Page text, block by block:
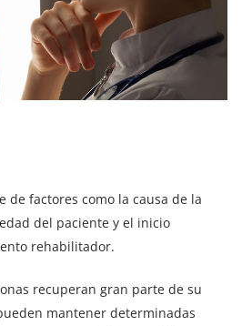
de factores como la causa de la
del paciente y el inicio
rehabilitador.
recuperan gran parte de su
mantener determinadas